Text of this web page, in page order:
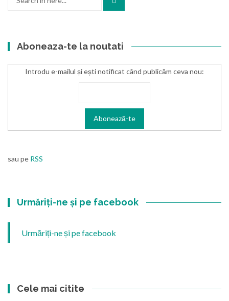
Aboneaza-te la noutati
Introdu e-mailul și ești notificat când publicăm ceva nou:
sau pe RSS
Urmăriți-ne și pe facebook
Urmăriți-ne și pe facebook
Cele mai citite